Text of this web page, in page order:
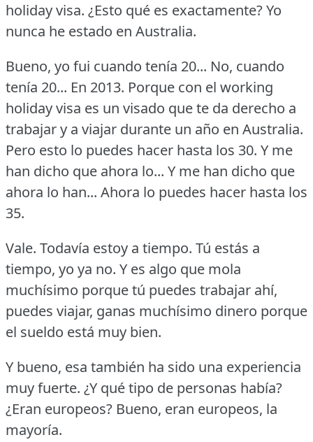
holiday visa. ¿Esto qué es exactamente?Yo
nunca he estado en Australia.
Bueno, yo fui cuando tenía 20... No, cuando
tenía 20... En 2013. Porque con el working
holiday visa es un visado que te da derecho a
trabajar y a viajar durante un año en Australia.
Pero esto lo puedes hacer hasta los 30. Y me
han dicho que ahora lo... Y me han dicho que
ahora lo han... Ahora lo puedes hacer hasta los
35.
Vale. Todavía estoy a tiempo. Tú estás a
tiempo, yo ya no. Y es algo que mola
muchísimo porque tú puedes trabajar ahí,
puedes viajar, ganas muchísimo dinero porque
el sueldo está muy bien.
Y bueno, esa también ha sido una experiencia
muy fuerte. ¿Y qué tipo de personas había?
¿Eran europeos? Bueno, eran europeos, la
mayoría.